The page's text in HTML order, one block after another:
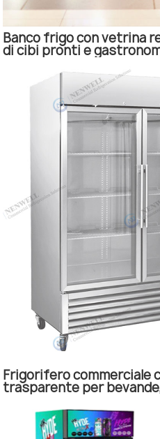
Banco frigo con vetrina
di cibi pronti e
Frigorifero commerciale
trasparente per
ristoranti e locali.